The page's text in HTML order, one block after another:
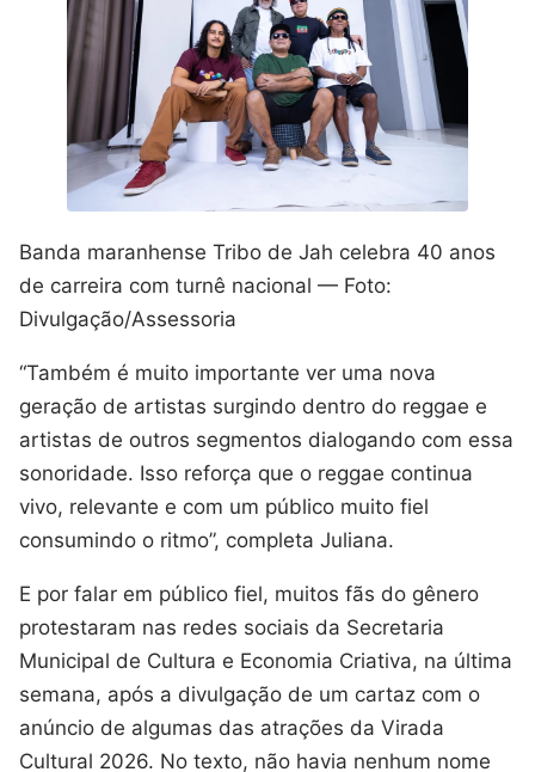
Banda maranhense Tribo de Jah celebra 40 anos
de carreira com turnê nacional — Foto:
Divulgação/Assessoria
“Também é muito importante ver uma nova
geração de artistas surgindo dentro do reggae e
artistas de outros segmentos dialogando com essa
sonoridade. Isso reforça que o reggae continua
vivo, relevante e com um público muito fiel
consumindo o ritmo”, completa Juliana.
E por falar em público fiel, muitos fãs do gênero
protestaram nas redes sociais da Secretaria
Municipal de Cultura e Economia Criativa, na última
semana, após a divulgação de um cartaz com o
anúncio de algumas das atrações da Virada
Cultural 2026. No texto, não havia nenhum nome